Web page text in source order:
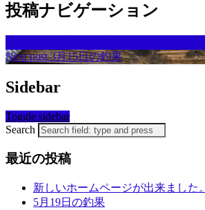
投稿ナビゲーション
Next post 3月15日の釣果
Sidebar
Toggle sidebar
Search
最近の投稿
新しいホームページが出来ました。
5月19日の釣果